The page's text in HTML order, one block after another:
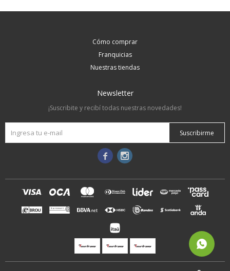
Cómo comprar
Franquicias
Nuestras tiendas
Newsletter
¡Suscribite y recibí todas nuestras novedades!
Suscribirme
 